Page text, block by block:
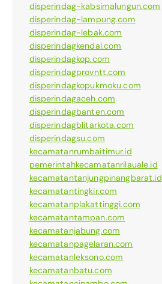
disperindag-kabsimalungun.com
disperindag-lampung.com
disperindag-lebak.com
disperindagkendal.com
disperindagkop.com
disperindagprovntt.com
disperindagkopukmoku.com
disperindagaceh.com
disperindagbanten.com
disperindagblitarkota.com
disperindagsu.com
kecamatanrumbaitimur.id
pemerintahkecamatanrilauale.id
kecamatantanjungpinangbarat.id
kecamatantingkir.com
kecamatanplakattinggi.com
kecamatantampan.com
kecamatanjabung.com
kecamatanpagelaran.com
kecamatanleksono.com
kecamatanbatu.com